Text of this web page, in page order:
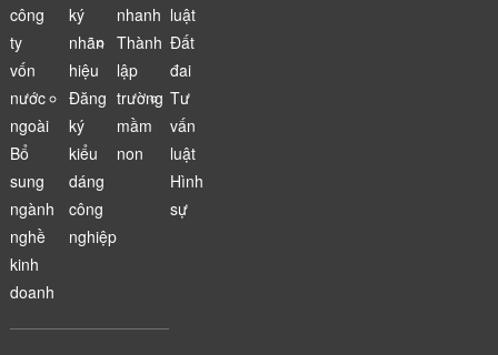
công
ty
vốn
nước
ngoài
Bổ
sung
ngành
nghề
kinh
doanh
ký
nhãn
hiệu
Đăng
ký
kiểu
dáng
công
nghiệp
nhanh
Thành
lập
trường
mầm
non
luật
Đất
đai
Tư
vấn
luật
Hình
sự